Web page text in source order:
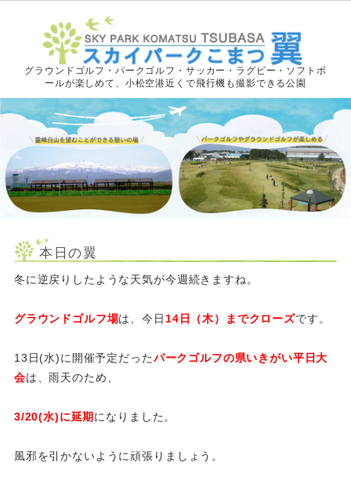
グラウンドゴルフ・パークゴルフ・サッカー・ラグビー・ソフトボ
ールが楽しめて、小松空港近くで飛行機も撮影できる公園
本日の翼
冬に逆戻りしたような天気が今週続きますね。
グラウンドゴルフ場は、今日 14日（木）までクローズです。
13日(水)に開催予定だったパークゴルフの県いきがい平日大
会は、雨天のため、
3/20(水)に延期 になりました。
風邪を引かないように頑張りましょう。